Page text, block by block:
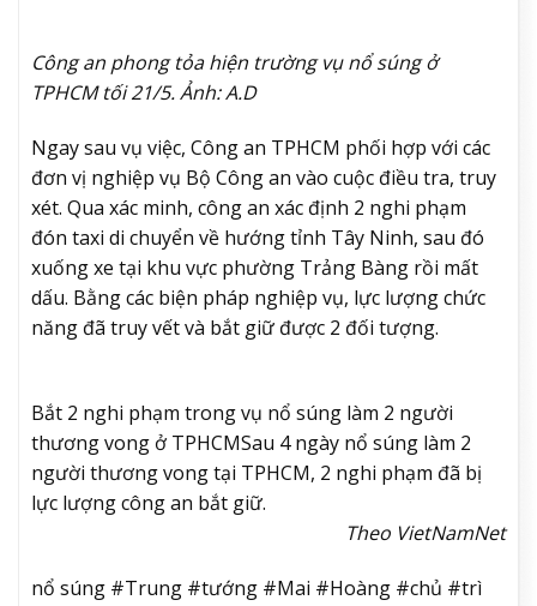
Công an phong tỏa hiện trường vụ nổ súng ở
TPHCM tối 21/5. Ảnh: A.D
Ngay sau vụ việc, Công an TPHCM phối hợp với các
đơn vị nghiệp vụ Bộ Công an vào cuộc điều tra, truy
xét. Qua xác minh, công an xác định 2 nghi phạm
đón taxi di chuyển về hướng tỉnh Tây Ninh, sau đó
xuống xe tại khu vực phường Trảng Bàng rồi mất
dấu. Bằng các biện pháp nghiệp vụ, lực lượng chức
năng đã truy vết và bắt giữ được 2 đối tượng.
Bắt 2 nghi phạm trong vụ nổ súng làm 2 người
thương vong ở TPHCMSau 4 ngày nổ súng làm 2
người thương vong tại TPHCM, 2 nghi phạm đã bị
lực lượng công an bắt giữ.
Theo VietNamNet
nổ súng #Trung #tướng #Mai #Hoàng #chủ #trì